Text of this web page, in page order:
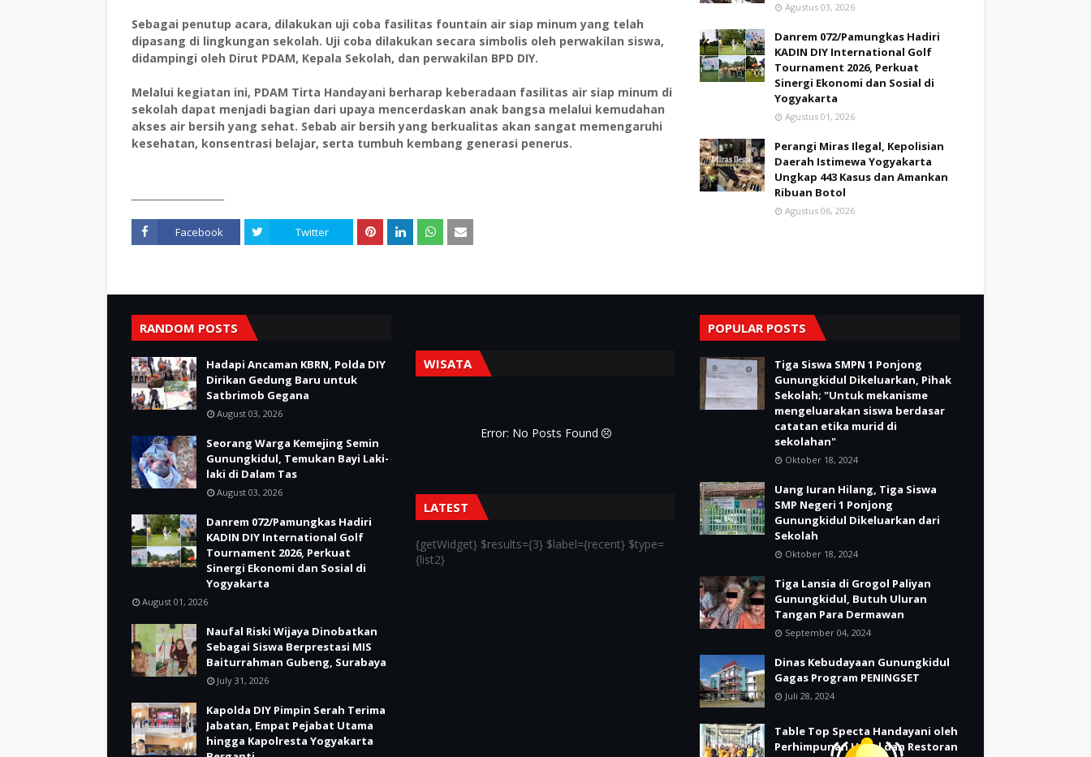
Sebagai penutup acara, dilakukan uji coba fasilitas fountain air siap minum yang telah
dipasang di lingkungan sekolah. Uji coba dilakukan secara simbolis oleh perwakilan siswa,
didampingi oleh Dirut PDAM, Kepala Sekolah, dan perwakilan BPD DIY.
Melalui kegiatan ini, PDAM Tirta Handayani berharap keberadaan fasilitas air siap minum di
sekolah dapat menjadi bagian dari upaya mencerdaskan anak bangsa melalui kemudahan
akses air bersih yang sehat. Sebab air bersih yang berkualitas akan sangat memengaruhi
kesehatan, konsentrasi belajar, serta tumbuh kembang generasi penerus.
Facebook Twitter
Agustus 03, 2026
Danrem 072/Pamungkas Hadiri
KADIN DIY International Golf
Tournament 2026, Perkuat
Sinergi Ekonomi dan Sosial di
Yogyakarta
Agustus 01, 2026
Perangi Miras Ilegal, Kepolisian
Daerah Istimewa Yogyakarta
Ungkap 443 Kasus dan Amankan
Ribuan Botol
Agustus 06, 2026
RANDOM POSTS
Hadapi Ancaman KBRN, Polda DIY
Dirikan Gedung Baru untuk
Satbrimob Gegana
August 03, 2026
Seorang Warga Kemejing Semin
Gunungkidul, Temukan Bayi Laki-
laki di Dalam Tas
August 03, 2026
Danrem 072/Pamungkas Hadiri
KADIN DIY International Golf
Tournament 2026, Perkuat
Sinergi Ekonomi dan Sosial di
Yogyakarta
August 01, 2026
Naufal Riski Wijaya Dinobatkan
Sebagai Siswa Berprestasi MIS
Baiturrahman Gubeng, Surabaya
July 31, 2026
Kapolda DIY Pimpin Serah Terima
Jabatan, Empat Pejabat Utama
hingga Kapolresta Yogyakarta
WISATA
Error: No Posts Found
LATEST
{getWidget} $results={3} $label={recent} $type=
{list2}
POPULAR POSTS
Tiga Siswa SMPN 1 Ponjong
Gunungkidul Dikeluarkan, Pihak
Sekolah; "Untuk mekanisme
mengeluarakan siswa berdasar
catatan etika murid di
sekolahan"
Oktober 18, 2024
Uang Iuran Hilang, Tiga Siswa
SMP Negeri 1 Ponjong
Gunungkidul Dikeluarkan dari
Sekolah
Oktober 18, 2024
Tiga Lansia di Grogol Paliyan
Gunungkidul, Butuh Uluran
Tangan Para Dermawan
September 04, 2024
Dinas Kebudayaan Gunungkidul
Gagas Program PENINGSET
Juli 28, 2024
Table Top Specta Handayani oleh
Perhimpunan Hotel dan Restoran